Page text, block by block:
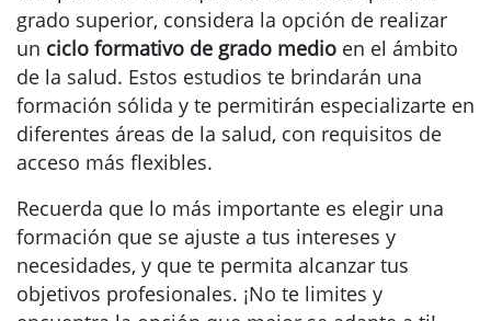
grado superior, considera la opción de realizar
un ciclo formativo de grado medio en el ámbito
de la salud. Estos estudios te brindarán una
formación sólida y te permitirán especializarte en
diferentes áreas de la salud, con requisitos de
acceso más flexibles.
Recuerda que lo más importante es elegir una
formación que se ajuste a tus intereses y
necesidades, y que te permita alcanzar tus
objetivos profesionales. ¡No te limites y